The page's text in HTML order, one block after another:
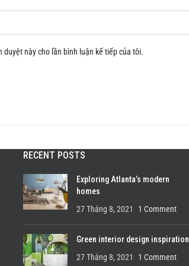
này cho lần bình luận kế tiếp của tôi.
RECENT POSTS
Exploring Atlanta’s modern
homes
27 Tháng 8, 2021
1 Comment
Green interior design inspiration
27 Tháng 8, 2021
1 Comment